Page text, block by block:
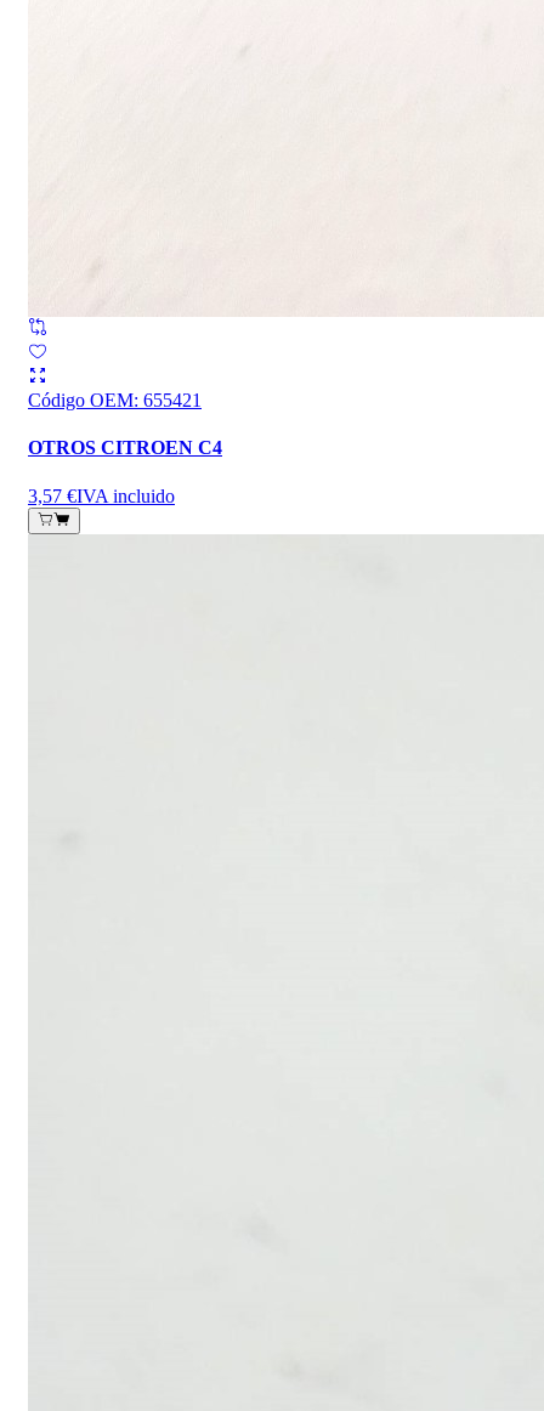
Código OEM: 655421
OTROS CITROEN C4
3,57 €IVA incluido